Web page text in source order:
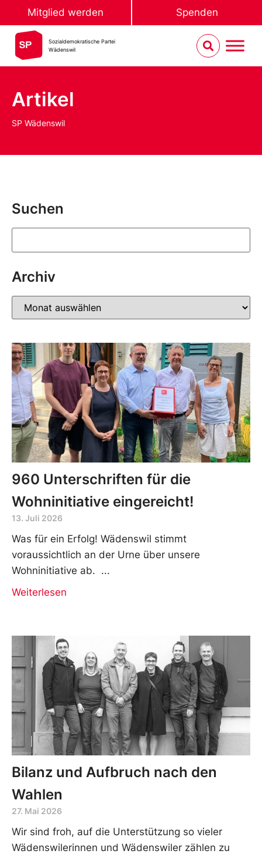
Mitglied werden Spenden
Sozialdemokratische Partei
Wädenswil
Artikel
SP Wädenswil
Suchen
Archiv
960 Unterschriften für die
Wohninitiative eingereicht!
13. Juli 2026
Was für ein Erfolg! Wädenswil stimmt
voraussichtlich an der Urne über unsere
Wohninitiative ab.
Weiterlesen
Bilanz und Aufbruch nach den
Wahlen
27. Mai 2026
Wir sind froh, auf die Unterstützung so vieler
Wädenswilerinnen und Wädenswiler zählen zu